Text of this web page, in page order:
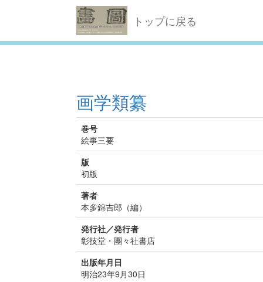
トップに戻る
画学類纂
巻号
絵事三要
版
初版
著者
本多錦吉郎（編）
発行社／発行者
彰技堂・團々社書店
出版年月日
明治23年9月30日